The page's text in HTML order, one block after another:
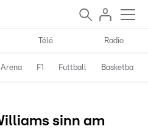
Télé Radio
Arena F1 Futtball Basketball
sinn am